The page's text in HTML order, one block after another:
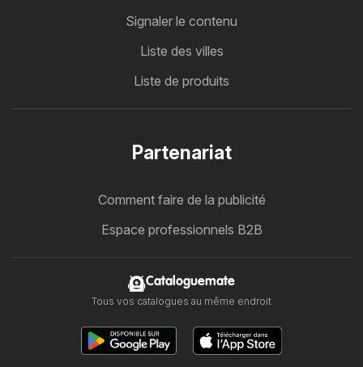
Signaler le contenu
Liste des villes
Liste de produits
Partenariat
Comment faire de la publicité
Espace professionnels B2B
Cataloguemate
Tous vos catalogues au même endroit